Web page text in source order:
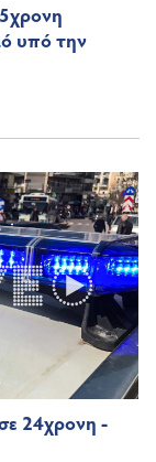
υπό την
24χρονη -